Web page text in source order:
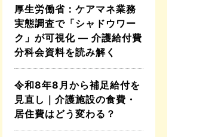
厚生労働省：ケアマネ業務
実態調査で「シャドウワー
ク」が可視化 ― 介護給付費
分科会資料を読み解く
令和8年8月から補足給付を
見直し｜介護施設の食費・
居住費はどう変わる？